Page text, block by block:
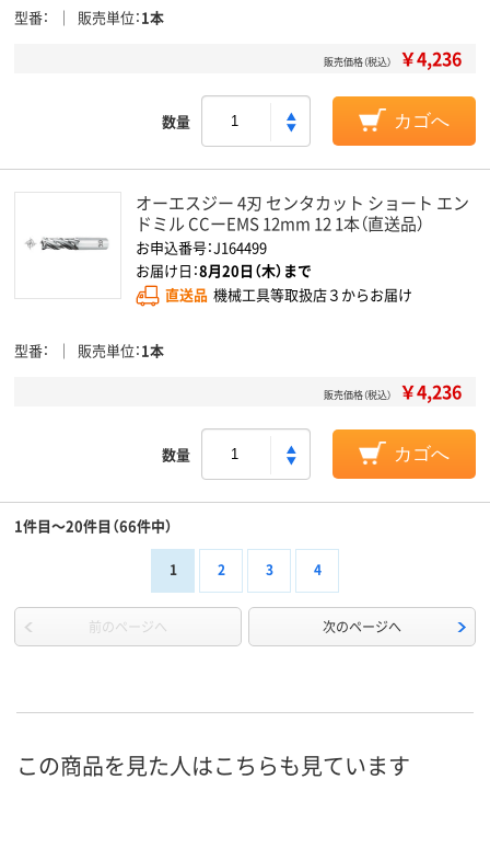
型番 販売単位 1本
販売価格（税込） ￥4,236
数量 カゴへ
オーエスジー 4刃 センタカット ショート エン
ドミル CCーEMS 12mm 12 1本（直送品）
お申込番号：J164499
お届け日：8月20日（木）まで
直送品 機械工具等取扱店３からお届け
型番 販売単位 1本
販売価格（税込） ￥4,236
数量 カゴへ
1件目～20件目（66件中）
1 2 3 4
前のページへ 次のページへ
この商品を見た人はこちらも見ています